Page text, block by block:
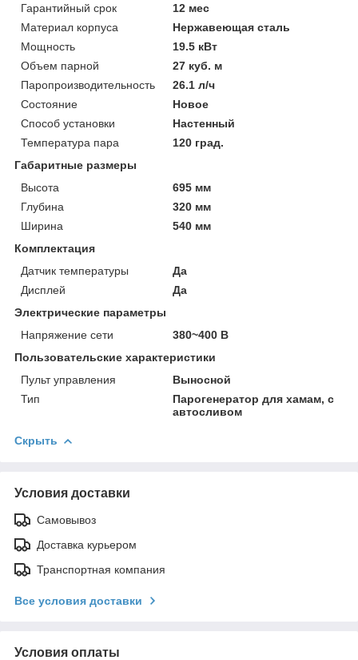
Гарантийный срок
12 мес
Материал корпуса
Нержавеющая сталь
Мощность
19.5 кВт
Объем парной
27 куб. м
Паропроизводительность
26.1 л/ч
Состояние
Новое
Способ установки
Настенный
Температура пара
120 град.
Габаритные размеры
Высота
695 мм
Глубина
320 мм
Ширина
540 мм
Комплектация
Датчик температуры
Да
Дисплей
Да
Электрические параметры
Напряжение сети
380~400 В
Пользовательские характеристики
Пульт управления
Выносной
Тип
Парогенератор для хамам, с
автосливом
Скрыть
Условия доставки
Самовывоз
Доставка курьером
Транспортная компания
Все условия доставки
Условия оплаты